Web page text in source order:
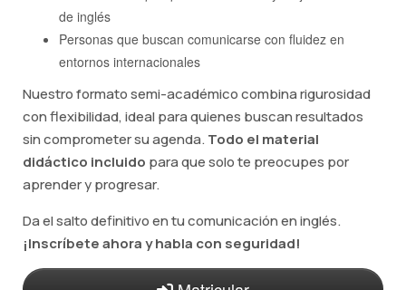
de inglés
Personas que buscan comunicarse con fluidez en
entornos internacionales
Nuestro formato semi-académico combina rigurosidad
con flexibilidad, ideal para quienes buscan resultados
sin comprometer su agenda. Todo el material
didáctico incluido para que solo te preocupes por
aprender y progresar.
Da el salto definitivo en tu comunicación en inglés.
¡Inscríbete ahora y habla con seguridad!